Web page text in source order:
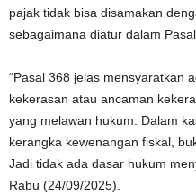
pajak tidak bisa disamakan
sebagaimana diatur dalam
“Pasal 368 jelas mensyaratkan
kekerasan atau ancaman
yang melawan hukum. Dalam
kerangka kewenangan fiskal,
Jadi tidak ada dasar hukum
Rabu (24/09/2025).